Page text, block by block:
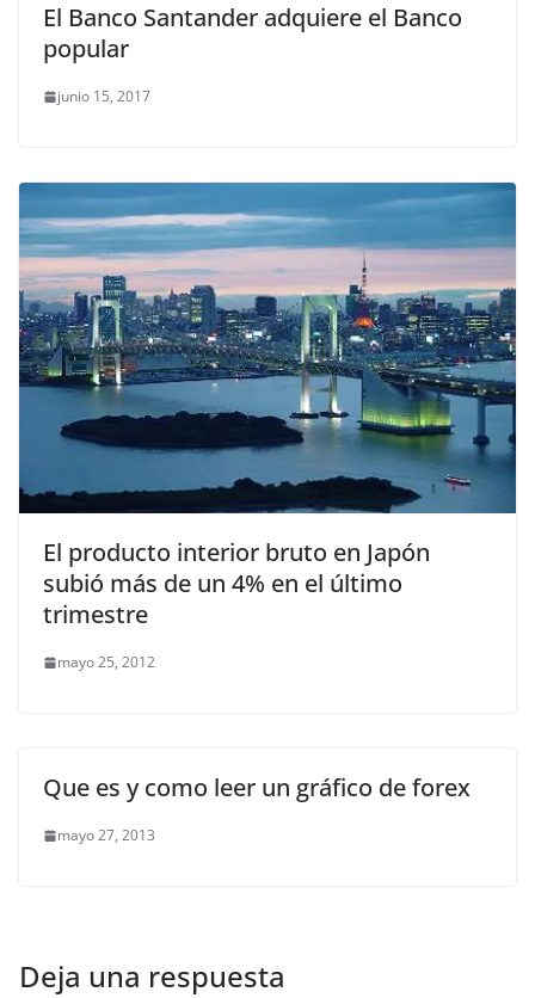
El Banco Santander adquiere el Banco
popular
junio 15, 2017
El producto interior bruto en Japón
subió más de un 4% en el último
trimestre
mayo 25, 2012
Que es y como leer un gráfico de forex
mayo 27, 2013
Deja una respuesta